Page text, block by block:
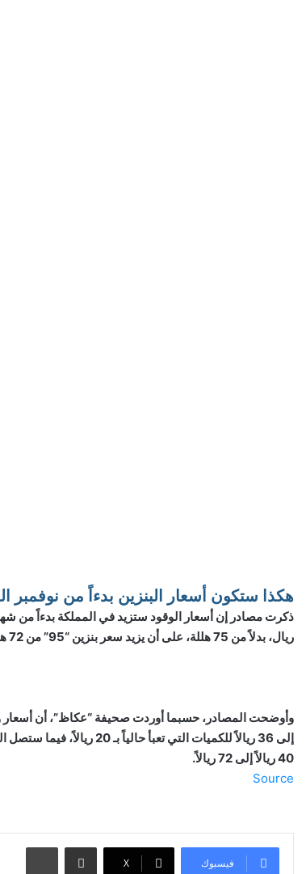
هكذا ستكون أسعار البنزين بدءاً من نوفمبر
ريال، بدلاً من 75 هللة، على أن يزيد سعر بنزين “95” من 72 هللة، ليباع بسعر 1.62 ريال.
40 ريالاً إلى 72 ريالاً.
Source
فيسبوك ‫X
مشاركة عبر البريد طباعة